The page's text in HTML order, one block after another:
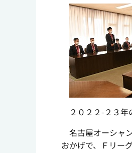
２０２２-２３年
名古屋オーシャ
おかげで、Ｆリー